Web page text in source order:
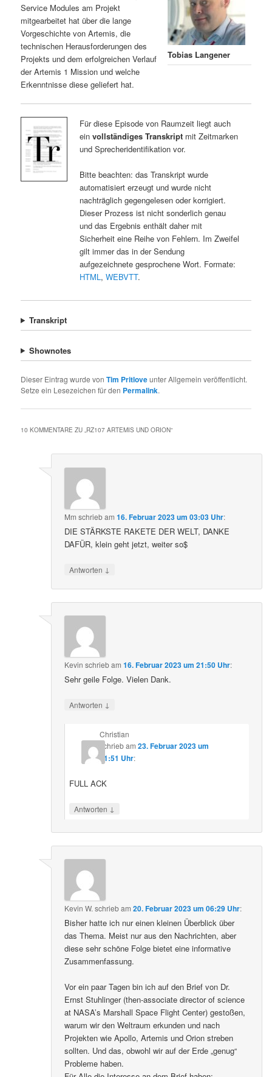
Tobias Langener
Service Modules am Projekt
mitgearbeitet hat über die lange
Vorgeschichte von Artemis, die
technischen Herausforderungen des
Projekts und dem erfolgreichen Verlauf
der Artemis 1 Mission und welche
Erkenntnisse diese geliefert hat.
Für diese Episode von Raumzeit liegt auch
ein vollständiges Transkriptmit Zeitmarken
und Sprecheridentifikation vor.
Bitte beachten: das Transkript wurde
automatisiert erzeugt und wurde nicht
nachträglich gegengelesen oder korrigiert.
Dieser Prozess ist nicht sonderlich genau
und das Ergebnis enthält daher mit
Sicherheit eine Reihe von Fehlern. Im Zweifel
gilt immer das in der Sendung
aufgezeichnete gesprochene Wort. Formate:
HTML, WEBVTT.
Transkript
Shownotes
Dieser Eintrag wurde vonTim Pritloveunter Allgemein veröffentlicht.
Setze ein Lesezeichen für den Permalink.
10 KOMMENTARE ZU „RZ107 ARTEMIS UND ORION“
Mm schriebam16. Februar 2023 um 03:03 Uhr:
DIE STÄRKSTE RAKETE DER WELT, DANKE
DAFÜR, klein geht jetzt, weiter so$
Antworten ↓
Kevin schriebam16. Februar 2023 um 21:50 Uhr:
Sehr geile Folge. Vielen Dank.
Antworten ↓
Christian
schriebam 23. Februar 2023 um
21:51 Uhr:
FULL ACK
Antworten ↓
Kevin W. schriebam20. Februar 2023 um 06:29 Uhr:
Bisher hatte ich nur einen kleinen Überblick über
das Thema. Meist nur aus den Nachrichten, aber
diese sehr schöne Folge bietet eine informative
Zusammenfassung.
Vor ein paar Tagen bin ich auf den Brief von Dr.
Ernst Stuhlinger (then-associate director of science
at NASA’s Marshall Space Flight Center) gestoßen,
warum wir den Weltraum erkunden und nach
Projekten wie Apollo, Artemis und Orion streben
sollten. Und das, obwohl wir auf der Erde „genug“
Probleme haben.